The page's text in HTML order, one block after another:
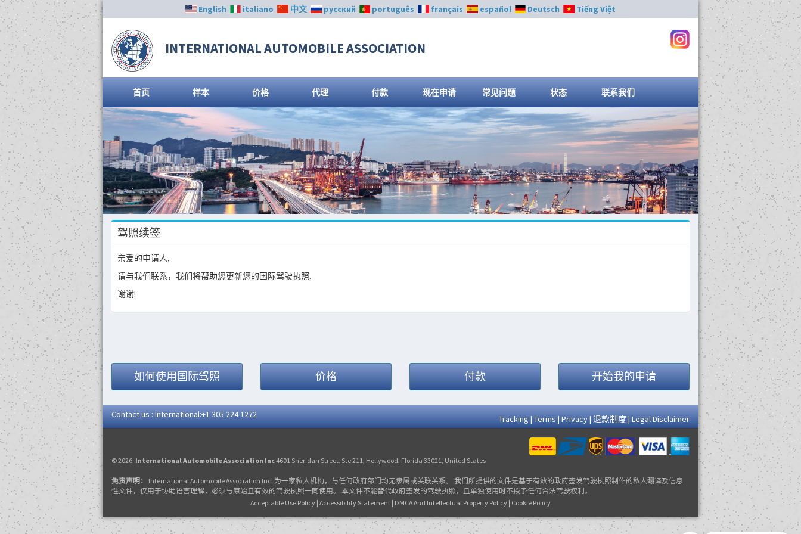
INTERNATIONAL AUTOMOBILE ASSOCIATION
English italiano 中文 русский português français español Deutsch Tiếng Việt
首页 样本 价格 代理 付款 现在申请 常见问题 状态 联系我们
驾照续签
亲爱的申请人,
请与我们联系，我们将帮助您更新您的国际驾驶执照.
谢谢!
如何使用国际驾照 价格 付款 开始我的申请
Contact us : International:+1 305 224 1272 Tracking|Terms|Privacy|退款制度|Legal Disclaimer
© 2026. International Automobile Association Inc4601 Sheridan Street. Ste 211, Hollywood, Florida 33021, United States
免责声明：
International Automobile Association Inc. 为一家私人机构，与任何政府部门均无隶属或关联关系。 我们所提供的文件是基于有效的政府签发驾驶执照制作的私人翻译及信息
性文件，仅用于协助语言理解，必须与原始且有效的驾驶执照一同使用。 本文件不能替代政府签发的驾驶执照，且单独使用时不授予任何合法驾驶权利。
Acceptable Use Policy | Accessibility Statement | DMCA And Intellectual Property Policy | Cookie Policy